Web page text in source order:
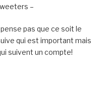
–
pas que ce soit le
qui est important mais
suivent un compte!